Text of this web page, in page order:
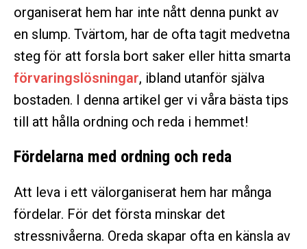
organiserat hem har inte nått denna punkt av
en slump. Tvärtom, har de ofta tagit medvetna
steg för att forsla bort saker eller hitta smarta
förvaringslösningar, ibland utanför själva
bostaden. I denna artikel ger vi våra bästa tips
till att hålla ordning och reda i hemmet!
Fördelarna med ordning och reda
Att leva i ett välorganiserat hem har många
fördelar. För det första minskar det
stressnivåerna. Oreda skapar ofta en känsla av